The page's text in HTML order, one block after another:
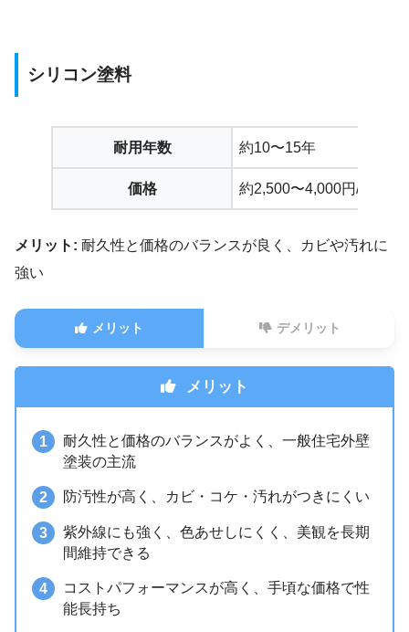
シリコン塗料
耐用年数 約10〜15年
価格 約2,500〜4,000円/㎡
メリット: 耐久性と価格のバランスが良く、カビや汚れに
強い
メリット デメリット
メリット
耐久性と価格のバランスがよく、一般住宅外壁
塗装の主流
防汚性が高く、カビ・コケ・汚れがつきにくい
紫外線にも強く、色あせしにくく、美観を長期
間維持できる
コストパフォーマンスが高く、手頃な価格で性
能長持ち